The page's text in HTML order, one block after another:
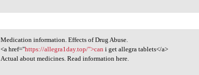
Medication information.
Medication information. Effects of Drug Abuse.
<a href="https://allegra1day.top/">can i get allegra tablets</a>
Actual about medicines. Read information here.